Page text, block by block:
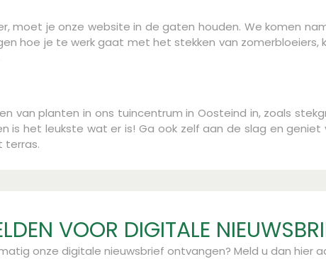
moet je onze website in de gaten houden. We komen
hoe je te werk gaat met het stekken van zomerbloeiers,
van planten in ons tuincentrum in Oosteind in, zoals
is het leukste wat er is! Ga ook zelf aan de slag en
terras.
VOOR DIGITALE
onze digitale nieuwsbrief ontvangen? Meld u dan hier